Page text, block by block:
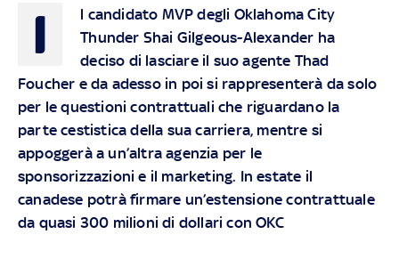
I
l candidato MVP degli Oklahoma City
Thunder Shai Gilgeous-Alexander ha
deciso di lasciare il suo agente Thad
Foucher e da adesso in poi si rappresenterà da solo
per le questioni contrattuali che riguardano la
parte cestistica della sua carriera, mentre si
appoggerà a un’altra agenzia per le
sponsorizzazioni e il marketing. In estate il
canadese potrà firmare un’estensione contrattuale
da quasi 300 milioni di dollari con OKC